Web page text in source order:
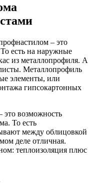
– это
есть на наружные
из металлопрофиля. А
Металлопрофиль
элементы, или
гипсокартонных
это возможность
То есть
между облицовкой
деле отличная.
теплоизоляция плюс